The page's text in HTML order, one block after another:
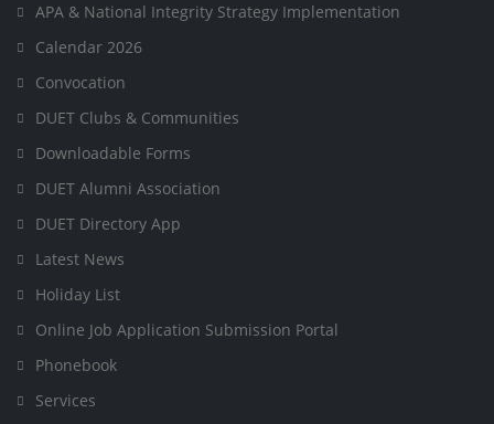
APA & National Integrity Strategy Implementation
Calendar 2026
Convocation
DUET Clubs & Communities
Downloadable Forms
DUET Alumni Association
DUET Directory App
Latest News
Holiday List
Online Job Application Submission Portal
Phonebook
Services